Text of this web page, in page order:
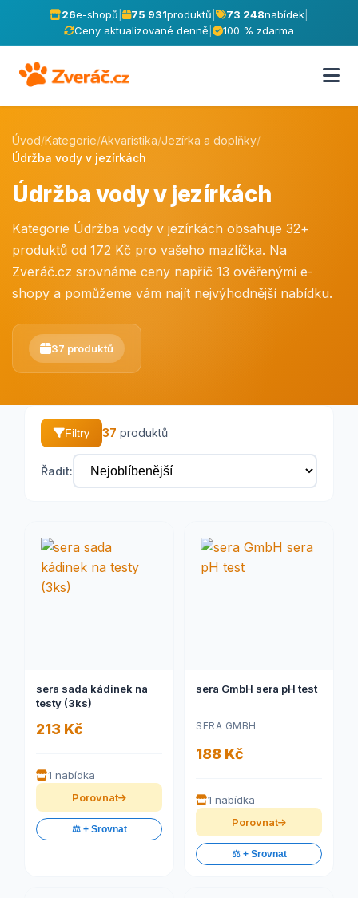
26e-shopů 75 931produktů 73 248nabídek
Ceny aktualizované denně
100 % zdarma
Úvod/Kategorie/Akvaristika/Jezírka a doplňky/
Údržba vody v jezírkách
Údržba vody v jezírkách
Kategorie Údržba vody v jezírkách obsahuje 32+
produktů od 172 Kč pro vašeho mazlíčka. Na
Zveráč.cz srovnáme ceny napříč 13 ověřenými e-
shopy a pomůžeme vám najít nejvýhodnější nabídku.
37 produktů
Filtry 37 produktů
Řadit:
sera sada kádinek na
testy (3ks)
213 Kč
1 nabídka
Porovnat
⚖️ + Srovnat
sera GmbH sera pH test
SERA GMBH
188 Kč
1 nabídka
Porovnat
⚖️ + Srovnat